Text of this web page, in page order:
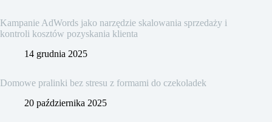
Kampanie AdWords jako narzędzie skalowania sprzedaży i
kontroli kosztów pozyskania klienta
14 grudnia 2025
Domowe pralinki bez stresu z formami do czekoladek
20 października 2025